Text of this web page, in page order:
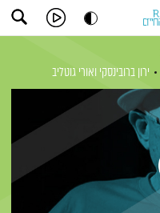
ירון ברובינסקי ואורי גוטליב